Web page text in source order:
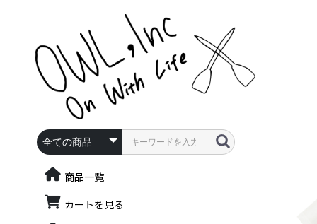
商品一覧
カートを見る